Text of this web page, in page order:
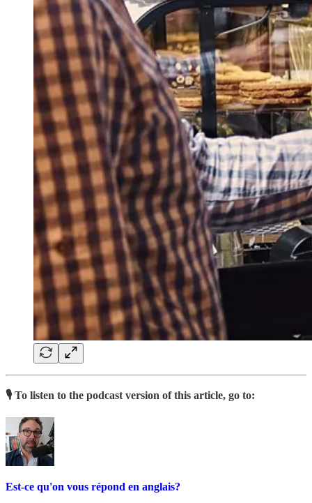
🎙️ To listen to the podcast version of this article, go to:
Est-ce qu'on vous répond en anglais?